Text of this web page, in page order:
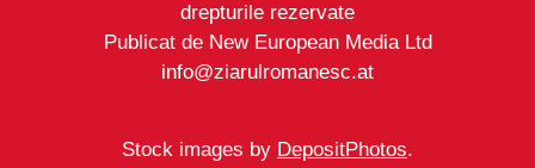
drepturile rezervate
Publicat de New European Media Ltd
info@ziarulromanesc.at
Stock images by DepositPhotos.